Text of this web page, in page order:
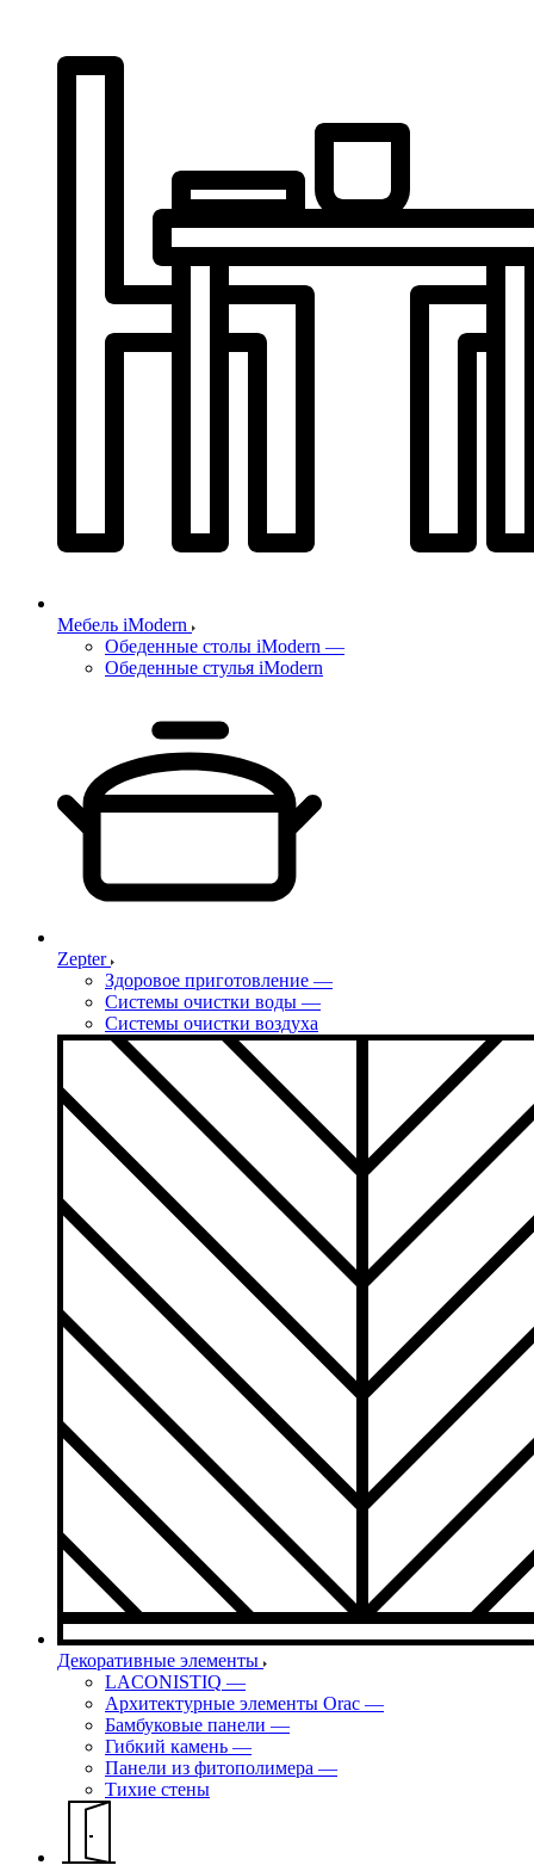
Мебель iModern
Обеденные столы iModern —
Обеденные стулья iModern
Zepter
Здоровое приготовление —
Системы очистки воды —
Системы очистки воздуха
Декоративные элементы
LACONISTIQ —
Архитектурные элементы Orac —
Бамбуковые панели —
Гибкий камень —
Панели из фитополимера —
Тихие стены